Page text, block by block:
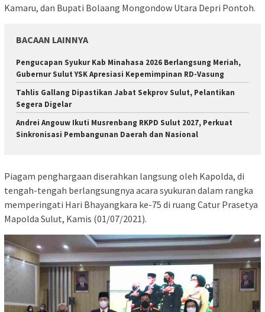
Kamaru, dan Bupati Bolaang Mongondow Utara Depri Pontoh.
BACAAN LAINNYA
Pengucapan Syukur Kab Minahasa 2026 Berlangsung Meriah,
Gubernur Sulut YSK Apresiasi Kepemimpinan RD-Vasung
Tahlis Gallang Dipastikan Jabat Sekprov Sulut, Pelantikan
Segera Digelar
Andrei Angouw Ikuti Musrenbang RKPD Sulut 2027, Perkuat
Sinkronisasi Pembangunan Daerah dan Nasional
Piagam penghargaan diserahkan langsung oleh Kapolda, di
tengah-tengah berlangsungnya acara syukuran dalam rangka
memperingati Hari Bhayangkara ke-75 di ruang Catur Prasetya
Mapolda Sulut, Kamis (01/07/2021).